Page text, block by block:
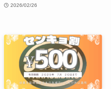
2026/02/26